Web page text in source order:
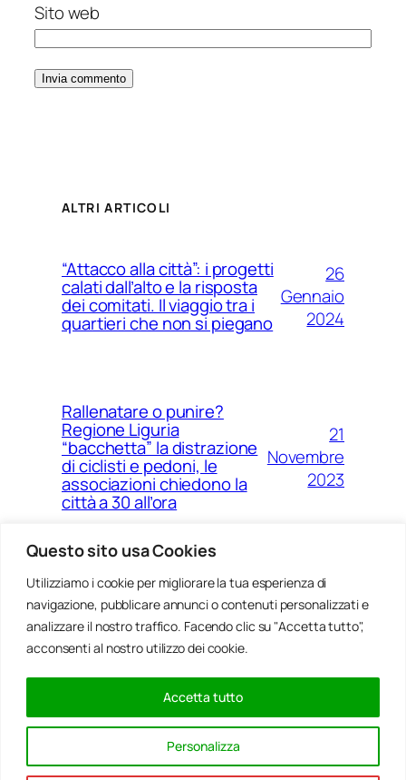
Questo sito usa Cookies
Utilizziamo i cookie per migliorare la tua esperienza di
navigazione, pubblicare annunci o contenuti personalizzati e
analizzare il nostro traffico. Facendo clic su "Accetta tutto",
acconsenti al nostro utilizzo dei cookie.
Personalizza
Accetta tutto
Sito web
ALTRI ARTICOLI
“Attacco alla città”: i progetti
calati dall’alto e la risposta
dei comitati. Il viaggio tra i
quartieri che non si piegano
26
Gennaio
2024
Rallenatare o punire?
Regione Liguria
“bacchetta” la distrazione
di ciclisti e pedoni, le
associazioni chiedono la
città a 30 all’ora
21
Novembre
2023
Ponte Morandi e quell’anno
zero che non è mai arrivato a
Genova
Agosto
2023
Rinnovabili, al passo della
Bocchetta un parco eolico
con 5 pale da 150 metri
Gennaio